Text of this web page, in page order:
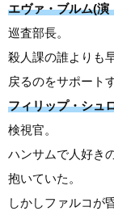
エヴァ・ブルム(演
巡査部長。
殺人課の誰よりも
戻るのをサポート
フィリップ・シュ
検視官。
ハンサムで人好き
抱いていた。
しかしファルコが